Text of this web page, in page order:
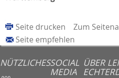
Zum
Seite drucken
Seite empfehlen
NÜTZLICHESSOCIAL
MEDIA
ÜBER